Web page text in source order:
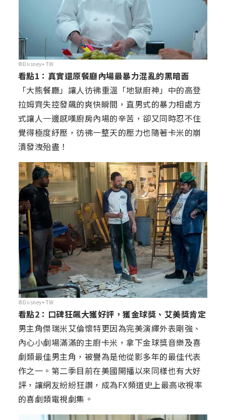
©Diisney+ TW
看點1：真實還原餐廳內場最暴力混亂的黑暗面
「大熊餐廳」讓人彷彿重溫「地獄廚神」中的高登
拉姆齊失控發飆的爽快瞬間，直男式的暴力相處方
式讓人一邊感嘆廚房內場的辛苦，卻又同時忍不住
覺得極度紓壓，彷彿一整天的壓力也隨著卡米的崩
潰發洩殆盡！
©Diisney+ TW
看點2：口碑狂飆大獲好評，獲金球獎、艾美獎肯定
男主角傑瑞米艾倫懷特更因為完美演繹外表剛強、
內心小劇場滿滿的主廚卡米，拿下金球獎音樂及喜
劇類最佳男主角，被譽為是他從影多年的最佳代表
作之一。第二季目前在美國開播以來同樣也有大好
評，讓網友紛紛狂讚，成為FX頻道史上最高收視率
的喜劇類電視劇集。